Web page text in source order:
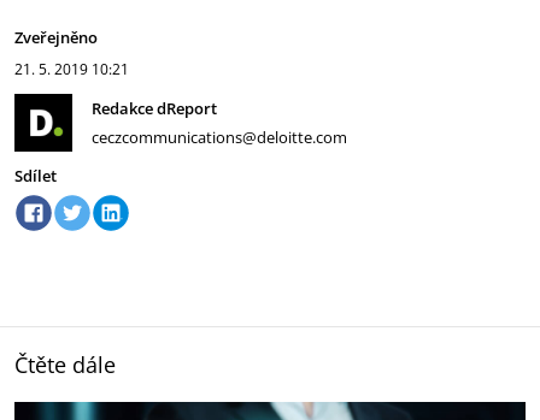
Zveřejněno
21. 5. 2019 10:21
Redakce dReport
ceczcommunications@deloitte.com
Sdílet
Čtěte dále